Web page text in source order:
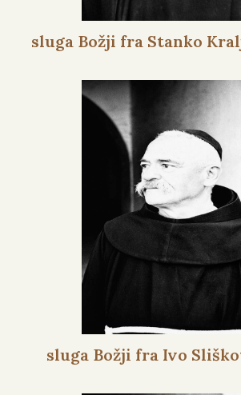
sluga Božji fra Stanko
sluga Božji fra Ivo